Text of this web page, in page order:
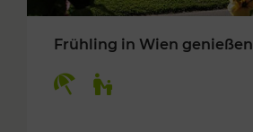
Frühling in Wien genießen